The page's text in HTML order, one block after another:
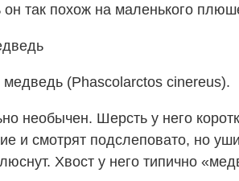
так похож на маленького
(Phascolarctos cinereus).
необычен. Шерсть у него
и смотрят подслеповато, но
Хвост у него типично